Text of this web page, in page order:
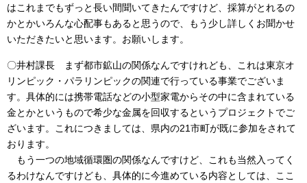
はこれまでもずっと長い間聞いてきたんですけど、採算がとれるの
かとかいろんな心配事もあると思うので、もう少し詳しくお聞かせ
いただきたいと思います。お願いします。
〇井村課長 まず都市鉱山の関係なんですけれども、これは東京オ
リンピック・パラリンピックの関連で行っている事業でございま
す。具体的には携帯電話などの小型家電からその中に含まれている
金とかというもので希少な金属を回収するというプロジェクトでご
ざいます。これにつきましては、県内の21市町が既に参加をされて
おります。
もう一つの地域循環圏の関係なんですけど、これも当然入ってく
るわけなんですけども、具体的に今進めている内容としては、ここ